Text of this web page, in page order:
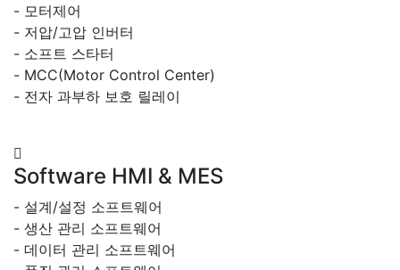
- 모터제어
- 저압/고압 인버터
- 소프트 스타터
- MCC(Motor Control Center)
- 전자 과부하 보호 릴레이
Software HMI & MES
- 설계/설정 소프트웨어
- 생산 관리 소프트웨어
- 데이터 관리 소프트웨어